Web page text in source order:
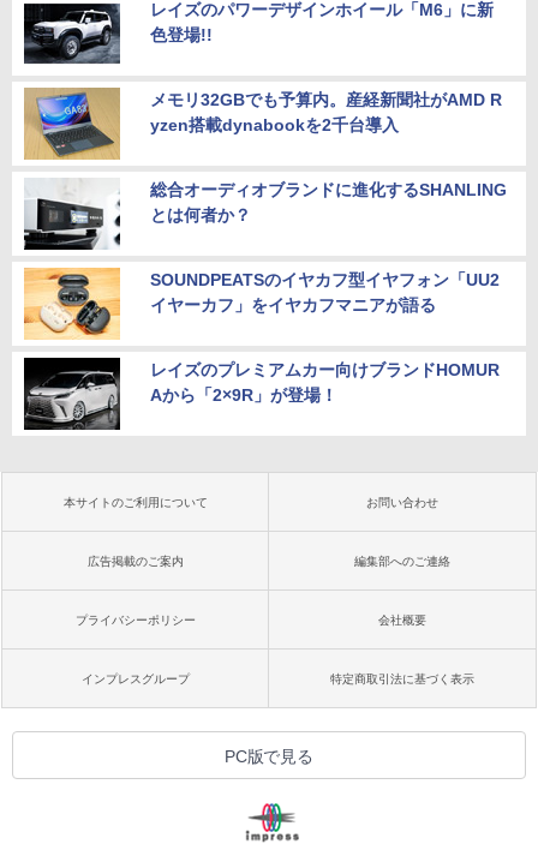
レイズのパワーデザインホイール「M6」に新
色登場!!
メモリ32GBでも予算内。産経新聞社がAMD R
yzen搭載dynabookを2千台導入
総合オーディオブランドに進化するSHANLING
とは何者か？
SOUNDPEATSのイヤカフ型イヤフォン「UU2
イヤーカフ」をイヤカフマニアが語る
レイズのプレミアムカー向けブランドHOMUR
Aから「2×9R」が登場！
本サイトのご利用について お問い合わせ
広告掲載のご案内 編集部へのご連絡
プライバシーポリシー 会社概要
インプレスグループ 特定商取引法に基づく表示
PC版で見る